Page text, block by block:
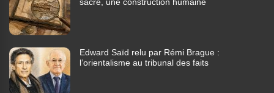
sacré, une construction humaine
Edward Saïd relu par Rémi Brague :
l’orientalisme au tribunal des faits